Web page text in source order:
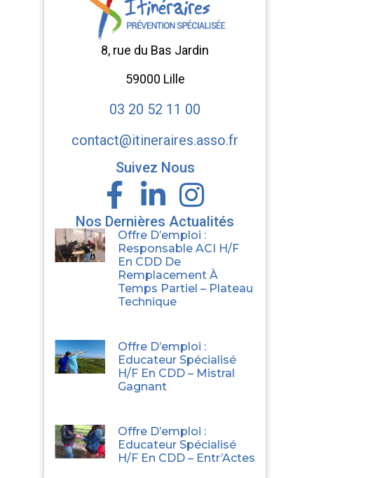
8, rue du Bas Jardin
59000 Lille
03 20 52 11 00
contact@itineraires.asso.fr
Suivez Nous
Nos Dernières Actualités
Offre D’emploi :
Responsable ACI H/F
En CDD De
Remplacement À
Temps Partiel – Plateau
Technique
Offre D’emploi :
Educateur Spécialisé
H/F En CDD – Mistral
Gagnant
Offre D’emploi :
Educateur Spécialisé
H/F En CDD – Entr’Actes